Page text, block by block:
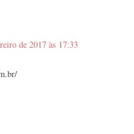
de 2017 às 17:33